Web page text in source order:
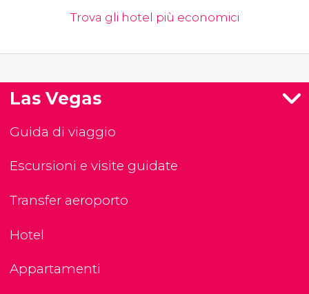
Trova gli hotel più economici
Las Vegas
Guida di viaggio
Escursioni e visite guidate
Transfer aeroporto
Hotel
Appartamenti